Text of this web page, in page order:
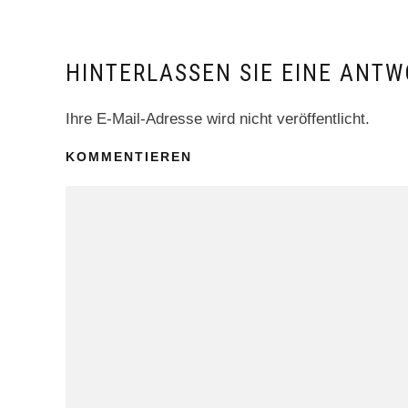
HINTERLASSEN SIE EINE
Ihre E-Mail-Adresse wird nicht veröffentlicht.
KOMMENTIEREN